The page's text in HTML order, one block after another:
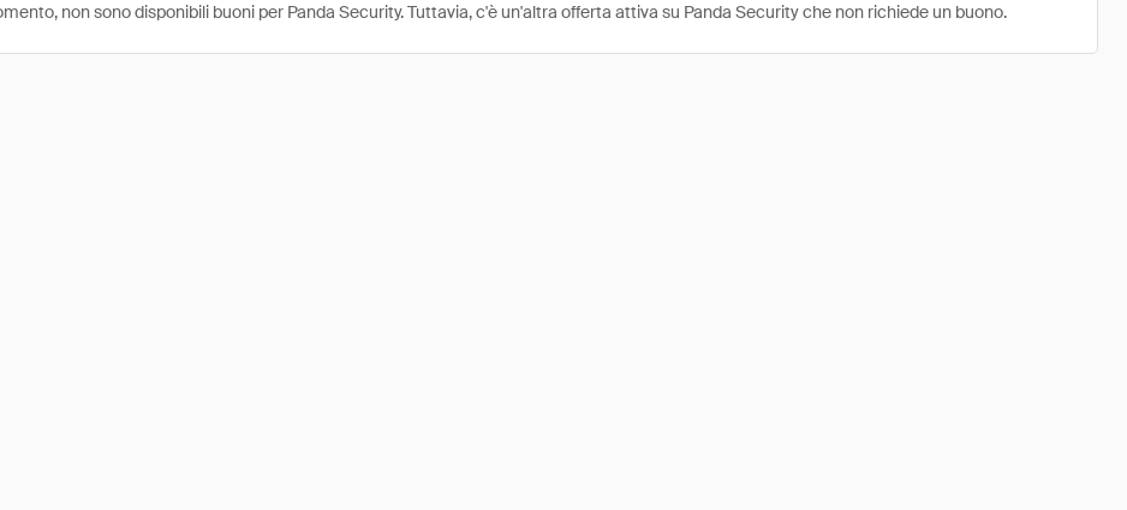
non sono disponibili buoni per Panda Security. Tuttavia, c'è un'altra offerta attiva su Panda Security che non richiede un buono.